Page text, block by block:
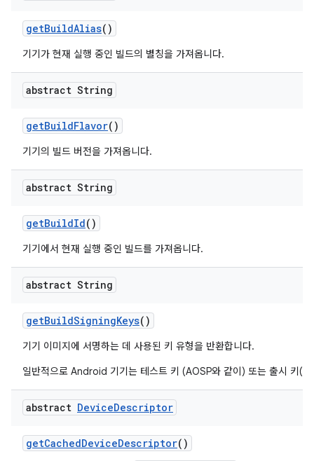
getBuildAlias()
기기가 현재 실행 중인 빌드의 별칭을 가져옵니다.
abstract String
getBuildFlavor()
기기의 빌드 버전을 가져옵니다.
abstract String
getBuildId()
기기에서 현재 실행 중인 빌드를 가져옵니다.
abstract String
getBuildSigningKeys()
기기 이미지에 서명하는 데 사용된 키 유형을 반환합니다.
일반적으로 Android 기기는 테스트 키 (AOSP와 같이) 또는 출시 키(
abstract DeviceDescriptor
getCachedDeviceDescriptor()